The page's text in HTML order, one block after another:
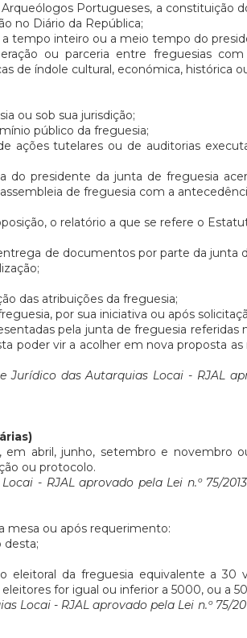
Portugueses, a constituição
no Diário da República;
tempo inteiro ou a meio tempo do
ou parceria entre freguesias
de índole cultural, económica, histórica
ou sob sua jurisdição;
público da freguesia;
ações tutelares ou de auditorias
do presidente da junta de freguesia
de freguesia com a
o relatório a que se refere o
de documentos por parte da junta
das atribuições da freguesia;
por sua iniciativa ou após
pela junta de freguesia referidas
poder vir a acolher em nova proposta
das Autarquias Locai - RJAL
abril, junho, setembro e novembro
ou protocolo.
- RJAL aprovado pela Lei n.º 75/
mesa ou após requerimento:
da freguesia equivalente a 30
eleitores for igual ou inferior a 5000, ou
Locai - RJAL aprovado pela Lei n.º 75/